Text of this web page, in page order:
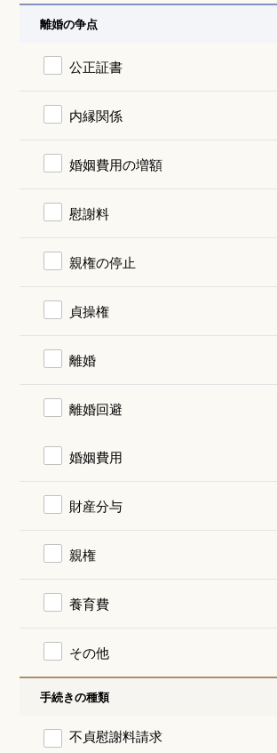
離婚の争点
公正証書
内縁関係
婚姻費用の増額
慰謝料
親権の停止
貞操権
離婚
離婚回避
婚姻費用
財産分与
親権
養育費
その他
手続きの種類
不貞慰謝料請求